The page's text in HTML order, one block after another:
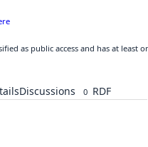
as public access and has at
Discussions 0 RDF